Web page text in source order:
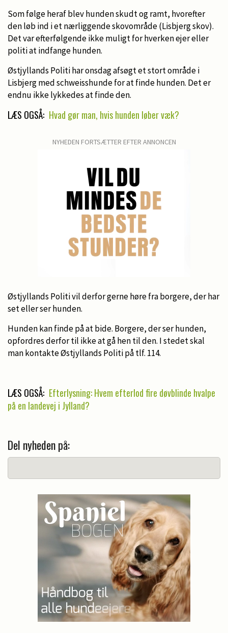
Som følge heraf blev hunden skudt og ramt, hvorefter
den løb ind i et nærliggende skovområde (Lisbjerg skov).
Det var efterfølgende ikke muligt for hverken ejer eller
politi at indfange hunden.
Østjyllands Politi har onsdag afsøgt et stort område i
Lisbjerg med schweisshunde for at finde hunden. Det er
endnu ikke lykkedes at finde den.
LÆS OGSÅ: Hvad gør man, hvis hunden løber væk?
NYHEDEN FORTSÆTTER EFTER ANNONCEN
Østjyllands Politi vil derfor gerne høre fra borgere, der har
set eller ser hunden.
Hunden kan finde på at bide. Borgere, der ser hunden,
opfordres derfor til ikke at gå hen til den. I stedet skal
man kontakte Østjyllands Politi på tlf. 114.
LÆS OGSÅ: Efterlysning: Hvem efterlod fire døvblinde hvalpe
på en landevej i Jylland?
Del nyheden på: